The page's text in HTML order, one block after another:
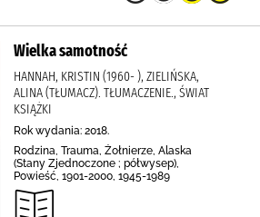
Wielka samotność
HANNAH, KRISTIN (1960- ), ZIELIŃSKA,
ALINA (TŁUMACZ). TŁUMACZENIE., ŚWIAT
KSIĄŻKI
Rok wydania: 2018.
Rodzina, Trauma, Żołnierze, Alaska
(Stany Zjednoczone ; półwysep),
Powieść, 1901-2000, 1945-1989